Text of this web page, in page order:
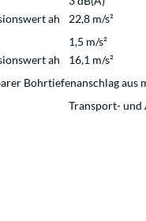
ah
22,8 m/s²
1,5 m/s²
ah
16,1 m/s²
Bohrtiefenanschlag aus
Transport- und